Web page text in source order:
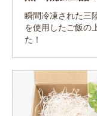
瞬間冷凍された三
を使用したご飯の
た！